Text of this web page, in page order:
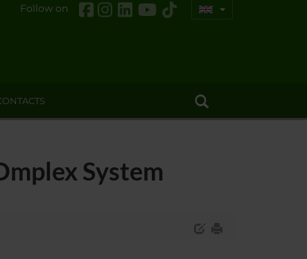
Follow on
System